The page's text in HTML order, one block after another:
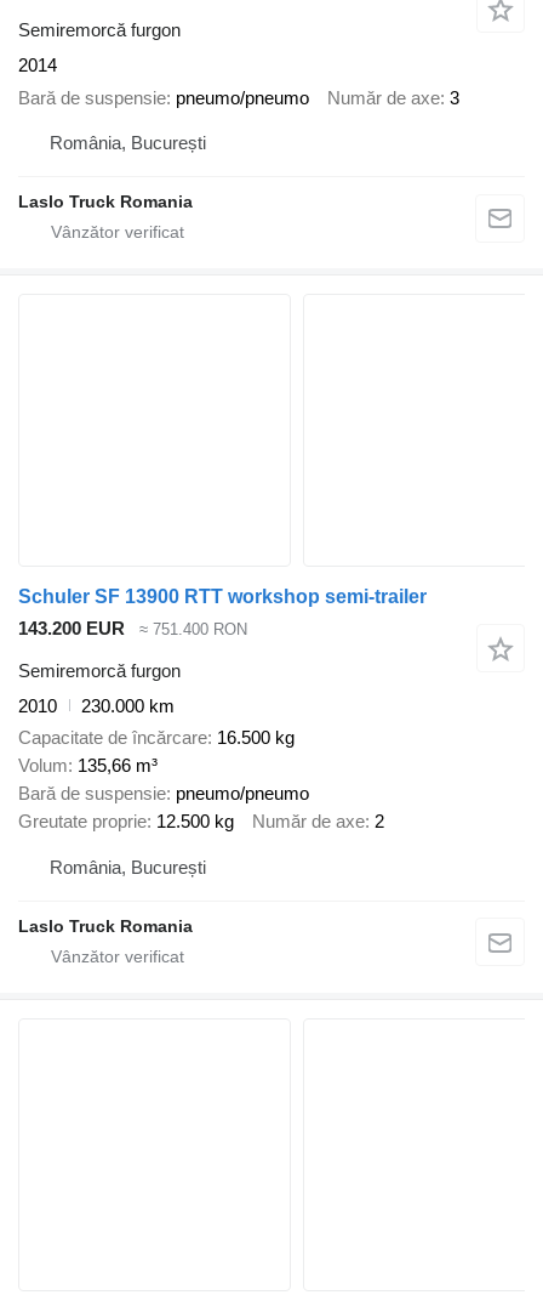
Semiremorcă furgon
2014
Bară de suspensie pneumo/pneumo Număr de axe 3
România, București
Laslo Truck Romania
Schuler SF 13900 RTT workshop semi-trailer
143.200 EUR
≈ 751.400 RON
Semiremorcă furgon
2010
230.000 km
Capacitate de încărcare 16.500 kg
Volum 135,66 m³
Bară de suspensie pneumo/pneumo
Greutate proprie 12.500 kg Număr de axe 2
România, București
Laslo Truck Romania